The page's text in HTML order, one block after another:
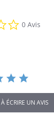
0.0
star
0 Avis
ÉCRIRE UN AVIS